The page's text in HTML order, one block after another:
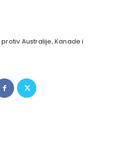
Australije, Kanade i